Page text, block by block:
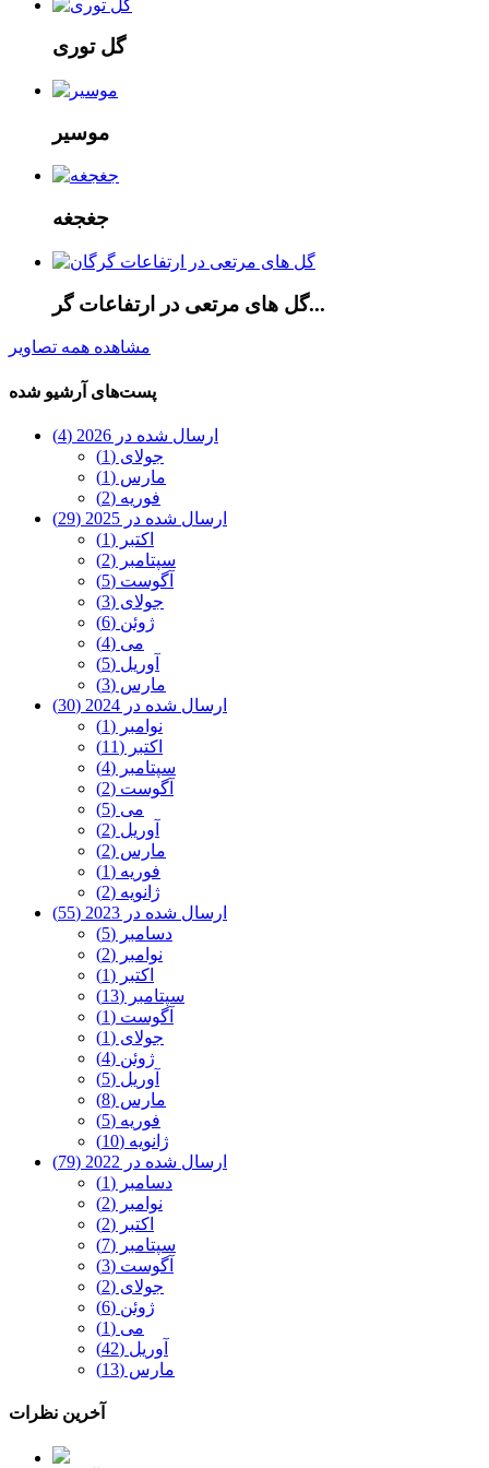
گل توری
موسیر
جغجغه
گل های مرتعی در ارتفاعات گر...
مشاهده همه تصاویر
پست‌های آرشیو شده
ارسال شده در 2026 (4)
جولای (1)
مارس (1)
فوریه (2)
ارسال شده در 2025 (29)
اکتبر (1)
سپتامبر (2)
آگوست (5)
جولای (3)
ژوئن (6)
می (4)
آوریل (5)
مارس (3)
ارسال شده در 2024 (30)
نوامبر (1)
اکتبر (11)
سپتامبر (4)
آگوست (2)
می (5)
آوریل (2)
مارس (2)
فوریه (1)
ژانویه (2)
ارسال شده در 2023 (55)
دسامبر (5)
نوامبر (2)
اکتبر (1)
سپتامبر (13)
آگوست (1)
جولای (1)
ژوئن (4)
آوریل (5)
مارس (8)
فوریه (5)
ژانویه (10)
ارسال شده در 2022 (79)
دسامبر (1)
نوامبر (2)
اکتبر (2)
سپتامبر (7)
آگوست (3)
جولای (2)
ژوئن (6)
می (1)
آوریل (42)
مارس (13)
آخرین نظرات